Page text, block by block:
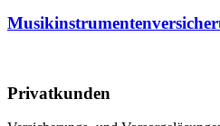
Privatkunden